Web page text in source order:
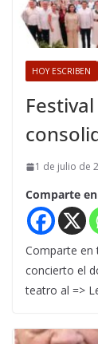
HOY ESCRIBEN
1 de julio de
Comparte
Comparte en
concierto el
teatro al =>